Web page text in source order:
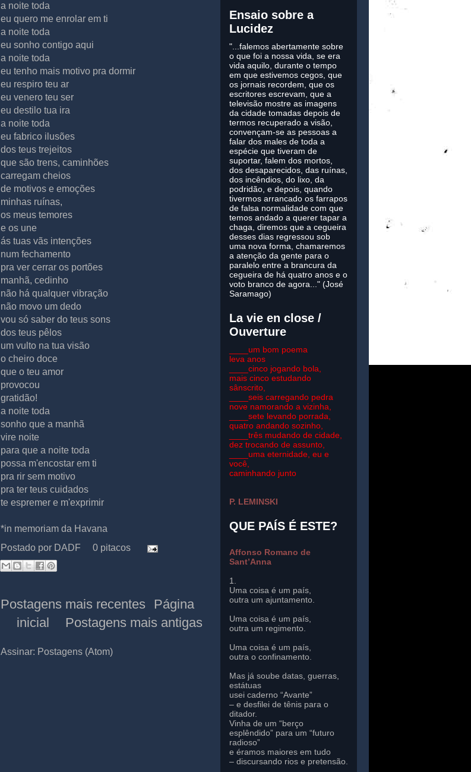
a noite toda
eu quero me enrolar em ti
a noite toda
eu sonho contigo aqui
a noite toda
eu tenho mais motivo pra dormir
eu respiro teu ar
eu venero teu ser
eu destilo tua ira
a noite toda
eu fabrico ilusões
dos teus trejeitos
que são trens, caminhões
carregam cheios
de motivos e emoções
minhas ruínas,
os meus temores
e os une
ás tuas vãs intenções
num fechamento
pra ver cerrar os portões
manhã, cedinho
não há qualquer vibração
não movo um dedo
vou só saber do teus sons
dos teus pêlos
um vulto na tua visão
o cheiro doce
que o teu amor
provocou
gratidão!
a noite toda
sonho que a manhã
vire noite
para que a noite toda
possa m'encostar em ti
pra rir sem motivo
pra ter teus cuidados
te espremer e m'exprimir
*in memoriam da Havana
Postado por DADF 0 pitacos
Postagens mais recentes
Postagens mais antigas
Página
inicial
Assinar: Postagens (Atom)
Ensaio sobre a
Lucidez
"...falemos abertamente sobre
o que foi a nossa vida, se era
vida aquilo, durante o tempo
em que estivemos cegos, que
os jornais recordem, que os
escritores escrevam, que a
televisão mostre as imagens
da cidade tomadas depois de
termos recuperado a visão,
convençam-se as pessoas a
falar dos males de toda a
espécie que tiveram de
suportar, falem dos mortos,
dos desaparecidos, das ruínas,
dos incêndios, do lixo, da
podridão, e depois, quando
tivermos arrancado os farrapos
de falsa normalidade com que
temos andado a querer tapar a
chaga, diremos que a cegueira
desses dias regressou sob
uma nova forma, chamaremos
a atenção da gente para o
paralelo entre a brancura da
cegueira de há quatro anos e o
voto branco de agora..." (José
Saramago)
La vie en close /
Ouverture
____um bom poema
leva anos
____cinco jogando bola,
mais cinco estudando
sânscrito,
____seis carregando pedra
nove namorando a vizinha,
____sete levando porrada,
quatro andando sozinho,
____três mudando de cidade,
dez trocando de assunto,
____uma eternidade, eu e
você,
caminhando junto
P. LEMINSKI
QUE PAÍS É ESTE?
Affonso Romano de
Sant’Anna
1.
Uma coisa é um país,
outra um ajuntamento.
Uma coisa é um país,
outra um regimento.
Uma coisa é um país,
outra o confinamento.
Mas já soube datas, guerras,
estátuas
usei caderno “Avante”
– e desfilei de tênis para o
ditador.
Vinha de um “berço
esplêndido” para um “futuro
radioso”
e éramos maiores em tudo
– discursando rios e pretensão.